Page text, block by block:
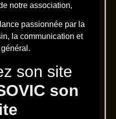
notre association,
passionnée par la
la communication et
général.
son site
son